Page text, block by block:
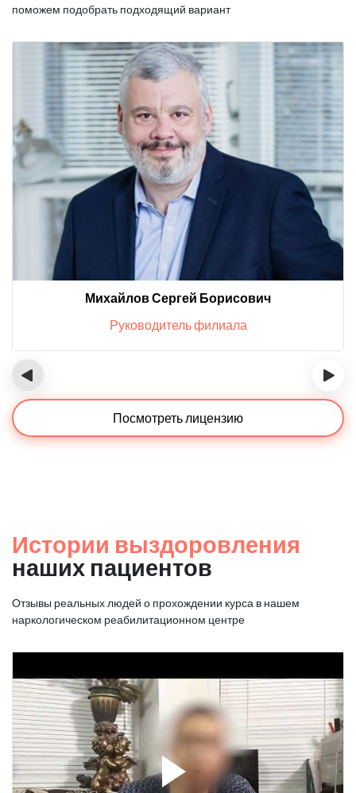
поможем подобрать подходящий вариант
Михайлов Сергей Борисович
Руководитель филиала
‹ ›
Посмотреть лицензию
Истории выздоровления
наших пациентов
Отзывы реальных людей о прохождении курса в нашем
наркологическом реабилитационном центре